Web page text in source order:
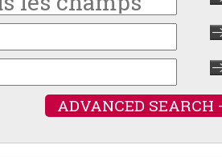
ADVANCED SEARCH